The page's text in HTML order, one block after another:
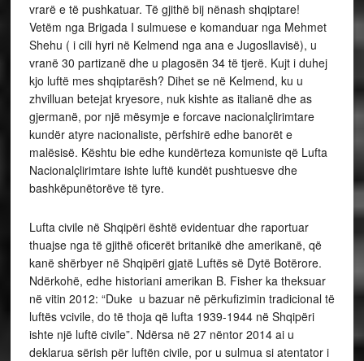
vrarë e të pushkatuar. Të gjithë bij nënash shqiptare!
Vetëm nga Brigada I sulmuese e komanduar nga Mehmet
Shehu ( i cili hyri në Kelmend nga ana e Jugosllavisë), u
vranë 30 partizanë dhe u plagosën 34 të tjerë. Kujt i duhej
kjo luftë mes shqiptarësh? Dihet se në Kelmend, ku u
zhvilluan betejat kryesore, nuk kishte as italianë dhe as
gjermanë, por një mësymje e forcave nacionalçlirimtare
kundër atyre nacionaliste, përfshirë edhe banorët e
malësisë. Kështu bie edhe kundërteza komuniste që Lufta
Nacionalçlirimtare ishte luftë kundët pushtuesve dhe
bashkëpunëtorëve të tyre.
Lufta civile në Shqipëri është evidentuar dhe raportuar
thuajse nga të gjithë oficerët britanikë dhe amerikanë, që
kanë shërbyer në Shqipëri gjatë Luftës së Dytë Botërore.
Ndërkohë, edhe historiani amerikan B. Fisher ka theksuar
në vitin 2012: “Duke u bazuar në përkufizimin tradicional të
luftës vcivile, do të thoja që lufta 1939-1944 në Shqipëri
ishte një luftë civile”. Ndërsa në 27 nëntor 2014 ai u
deklarua sërish për luftën civile, por u sulmua si atentator i